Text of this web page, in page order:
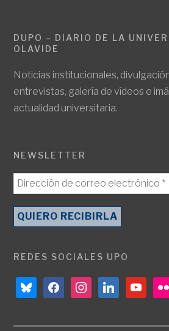
DUPO – DIARIO DE LA
OLAVIDE
Noticias institucionales,
entrevistas, galería de vídeos e
actualidad universitaria.
NEWSLETTER
REDES SOCIALES UPO
blueskyfacebookinstagramlinkedinyoutubeflickr